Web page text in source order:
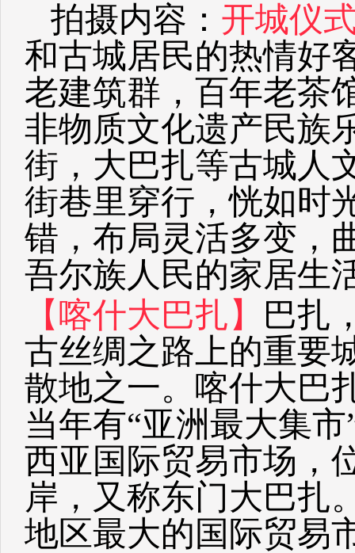
拍摄内容： 开城仪
和古城居民的热情好
老建筑群，百年老茶
非物质文化遗产民族
街，大巴扎等古城人
街巷里穿行，恍如时
错，布局灵活多变，
吾尔族人民的家居生
【喀什大巴扎】
巴扎
古丝绸之路上的重要
散地之一。喀什大巴
当年有“亚洲最大集
西亚国际贸易市场，
岸，又称东门大巴扎
地区最大的国际贸易